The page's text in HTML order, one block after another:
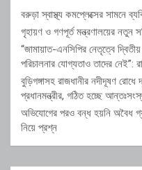
বরুড়া স্বাস্থ্য কমপ্লেক্সের সামনে
গৃহায়ণ ও গণপূর্ত মন্ত্রণালয়ের নতুন
“জামায়াত-এনসিপির নেতৃত্বে
পরিচালনার যোগ্যতাও তাদের নেই”:
বুড়িগঙ্গাসহ রাজধানীর নদীদূষণ রোধে
প্রধানমন্ত্রীর, গঠিত হচ্ছে
অভিযোগের পরও বন্ধ হয়নি অবৈধ
নিয়ে প্রশ্ন